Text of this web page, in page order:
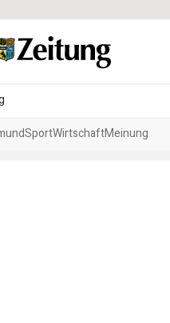
SportWirtschaftMeinung